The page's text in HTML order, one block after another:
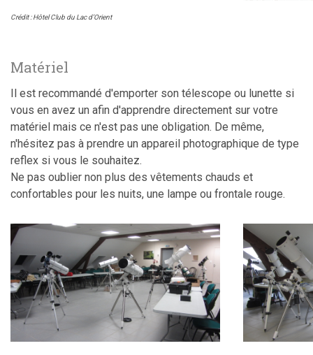
Crédit : Hôtel Club du Lac d’Orient
Matériel
Il est recommandé d'emporter son télescope ou lunette si
vous en avez un afin d'apprendre directement sur votre
matériel mais ce n'est pas une obligation. De même,
n'hésitez pas à prendre un appareil photographique de type
reflex si vous le souhaitez.
Ne pas oublier non plus des vêtements chauds et
confortables pour les nuits, une lampe ou frontale rouge.